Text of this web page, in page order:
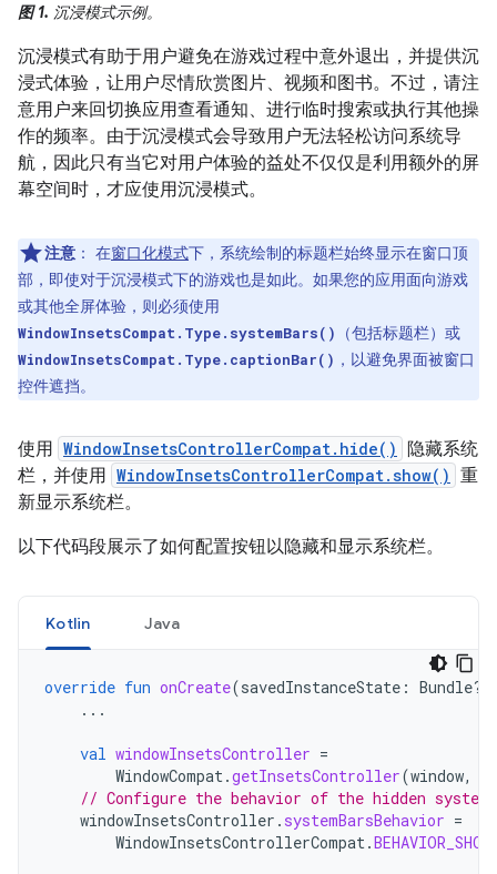
图 1. 沉浸模式示例。
沉浸模式有助于用户避免在游戏过程中意外退出，并提供沉
浸式体验，让用户尽情欣赏图片、视频和图书。不过，请注
意用户来回切换应用查看通知、进行临时搜索或执行其他操
作的频率。由于沉浸模式会导致用户无法轻松访问系统导
航，因此只有当它对用户体验的益处不仅仅是利用额外的屏
幕空间时，才应使用沉浸模式。
注意 ： 在窗口化模式下，系统绘制的标题栏始终显示在窗口顶
部，即使对于沉浸模式下的游戏也是如此。如果您的应用面向游戏
或其他全屏体验，则必须使用
WindowInsetsCompat.Type.systemBars() （包括标题栏）或
WindowInsetsCompat.Type.captionBar() ，以避免界面被窗口
控件遮挡。
使用 WindowInsetsControllerCompat.hide()
隐藏系统
栏，并使用 WindowInsetsControllerCompat.show() 重
新显示系统栏。
以下代码段展示了如何配置按钮以隐藏和显示系统栏。
Kotlin Java
override fun onCreate(savedInstanceState : Bundle?)
...
val windowInsetsController =
WindowCompat.getInsetsController(window,
// Configure the behavior of the hidden system
windowInsetsController . systemBarsBehavior =
WindowInsetsControllerCompat.